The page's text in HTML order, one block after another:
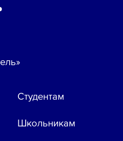
Студентам
Школьникам